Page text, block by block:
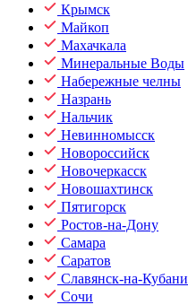
Крымск
Майкоп
Махачкала
Минеральные Воды
Набережные челны
Назрань
Нальчик
Невинномысск
Новороссийск
Новочеркасск
Новошахтинск
Пятигорск
Ростов-на-Дону
Самара
Саратов
Славянск-на-Кубани
Сочи